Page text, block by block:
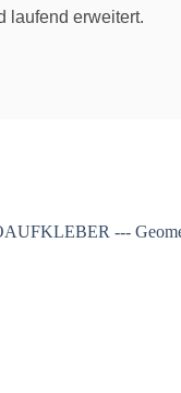
laufend erweitert.